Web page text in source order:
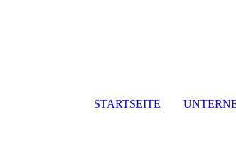
STARTSEITE